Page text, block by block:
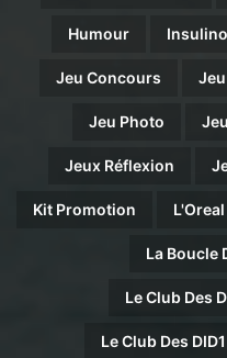
Humour
Jeu Concours
Jeu Photo
Jeux Réflexion
Kit Promotion L'Oreal
La Boucle
Le Club Des
Le Club Des